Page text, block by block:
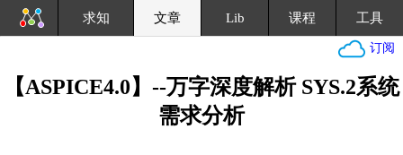
求知 文章 Lib 课程 工具
订阅
【ASPICE4.0】--万字深度解析 SYS.2系统
需求分析